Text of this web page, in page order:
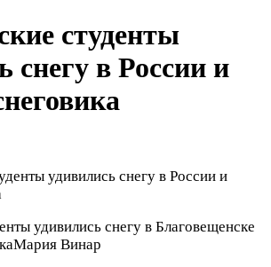
студенты
снегу в России и
удивились снегу в Благовещенске
Мария Винар